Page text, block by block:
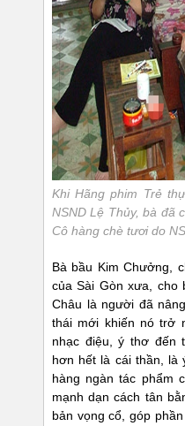
Khi Hãng phim Trẻ
NSND Lệ Thủy, bà đã
Cô hàng chè tươi do
Bà bầu Kim Chưởng,
của Sài Gòn xưa, cho
Châu là người đã
thái mới khiến nó trở
nhạc điệu, ý thơ đến
hơn hết là cái thần, là
hàng ngàn tác phẩm
mạnh dạn cách tân
bản vọng cổ, góp